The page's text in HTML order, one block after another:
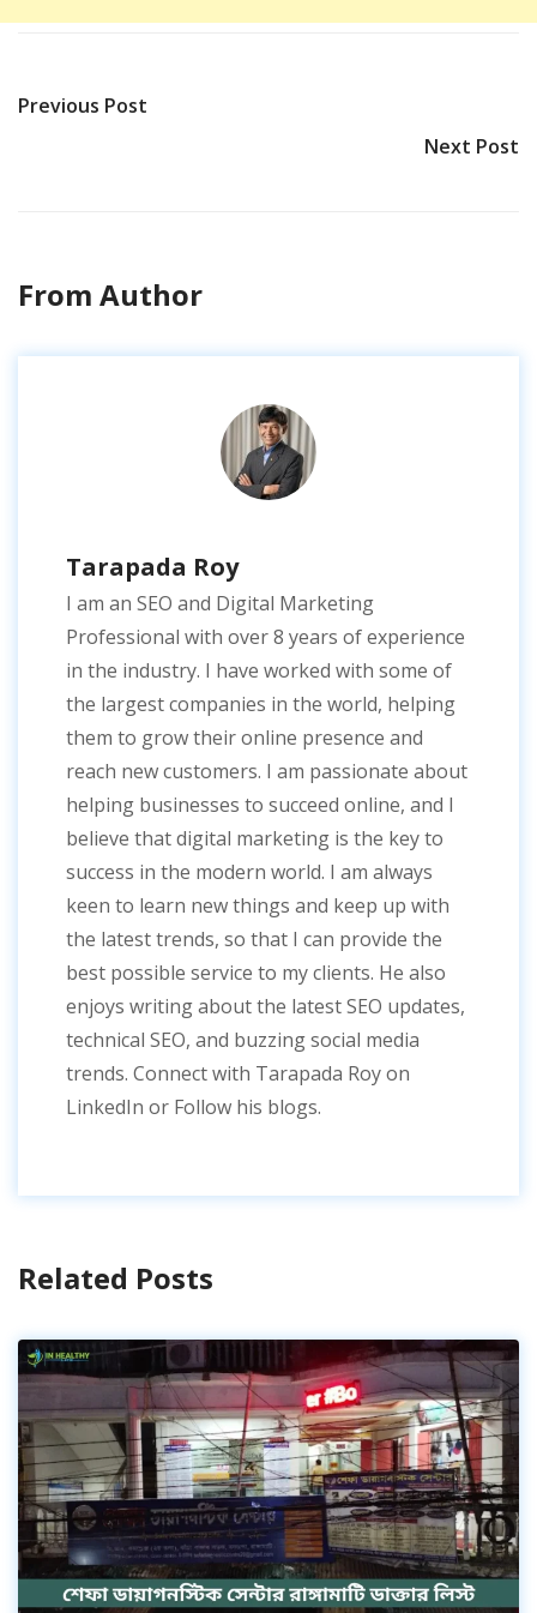
Previous Post
Next Post
From Author
Tarapada Roy
I am an SEO and Digital Marketing
Professional with over 8 years of experience
in the industry. I have worked with some of
the largest companies in the world, helping
them to grow their online presence and
reach new customers. I am passionate about
helping businesses to succeed online, and I
believe that digital marketing is the key to
success in the modern world. I am always
keen to learn new things and keep up with
the latest trends, so that I can provide the
best possible service to my clients. He also
enjoys writing about the latest SEO updates,
technical SEO, and buzzing social media
trends. Connect with Tarapada Roy on
LinkedIn or Follow his blogs.
Related Posts